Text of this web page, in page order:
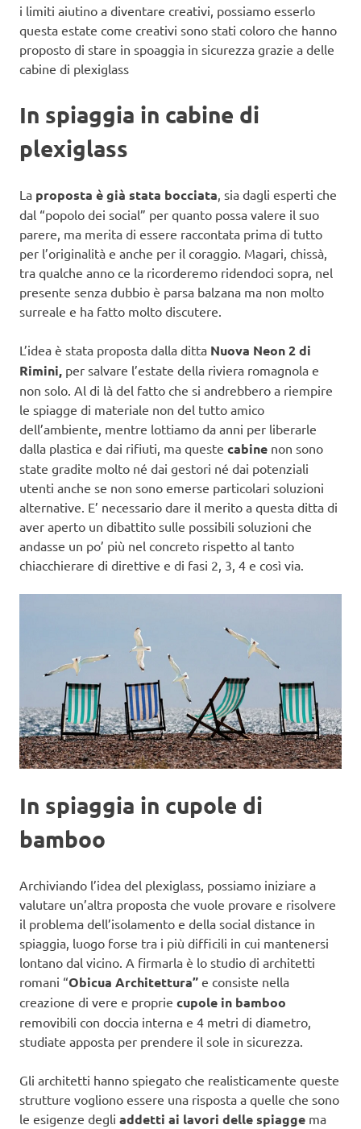
i limiti aiutino a diventare creativi, possiamo esserlo
questa estate come creativi sono stati coloro che hanno
proposto di stare in spoaggia in sicurezza grazie a delle
cabine di plexiglass
In spiaggia in cabine di
plexiglass
La proposta è già stata bocciata , sia dagli esperti che
dal “popolo dei social” per quanto possa valere il suo
parere, ma merita di essere raccontata prima di tutto
per l’originalità e anche per il coraggio. Magari, chissà,
tra qualche anno ce la ricorderemo ridendoci sopra, nel
presente senza dubbio è parsa balzana ma non molto
surreale e ha fatto molto discutere.
L’idea è stata proposta dalla ditta Nuova Neon 2 di
Rimini, per salvare l’estate della riviera romagnola e
non solo. Al di là del fatto che si andrebbero a riempire
le spiagge di materiale non del tutto amico
dell’ambiente, mentre lottiamo da anni per liberarle
dalla plastica e dai rifiuti, ma queste cabine non sono
state gradite molto né dai gestori né dai potenziali
utenti anche se non sono emerse particolari soluzioni
alternative. E’ necessario dare il merito a questa ditta di
aver aperto un dibattito sulle possibili soluzioni che
andasse un po’ più nel concreto rispetto al tanto
chiacchierare di direttive e di fasi 2, 3, 4 e così via.
In spiaggia in cupole di
bamboo
Archiviando l’idea del plexiglass, possiamo iniziare a
valutare un’altra proposta che vuole provare e risolvere
il problema dell’isolamento e della social distance in
spiaggia, luogo forse tra i più difficili in cui mantenersi
lontano dal vicino. A firmarla è lo studio di architetti
romani “Obicua Architettura” e consiste nella
creazione di vere e proprie cupole in bamboo
removibili con doccia interna e 4 metri di diametro,
studiate apposta per prendere il sole in sicurezza.
Gli architetti hanno spiegato che realisticamente queste
strutture vogliono essere una risposta a quelle che sono
le esigenze degli addetti ai lavori delle spiagge ma